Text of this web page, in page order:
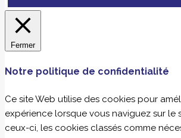
Fermer
Notre politique de confidentialité
Ce site Web utilise des cookies pour
expérience lorsque vous naviguez sur le
ceux-ci, les cookies classés comme